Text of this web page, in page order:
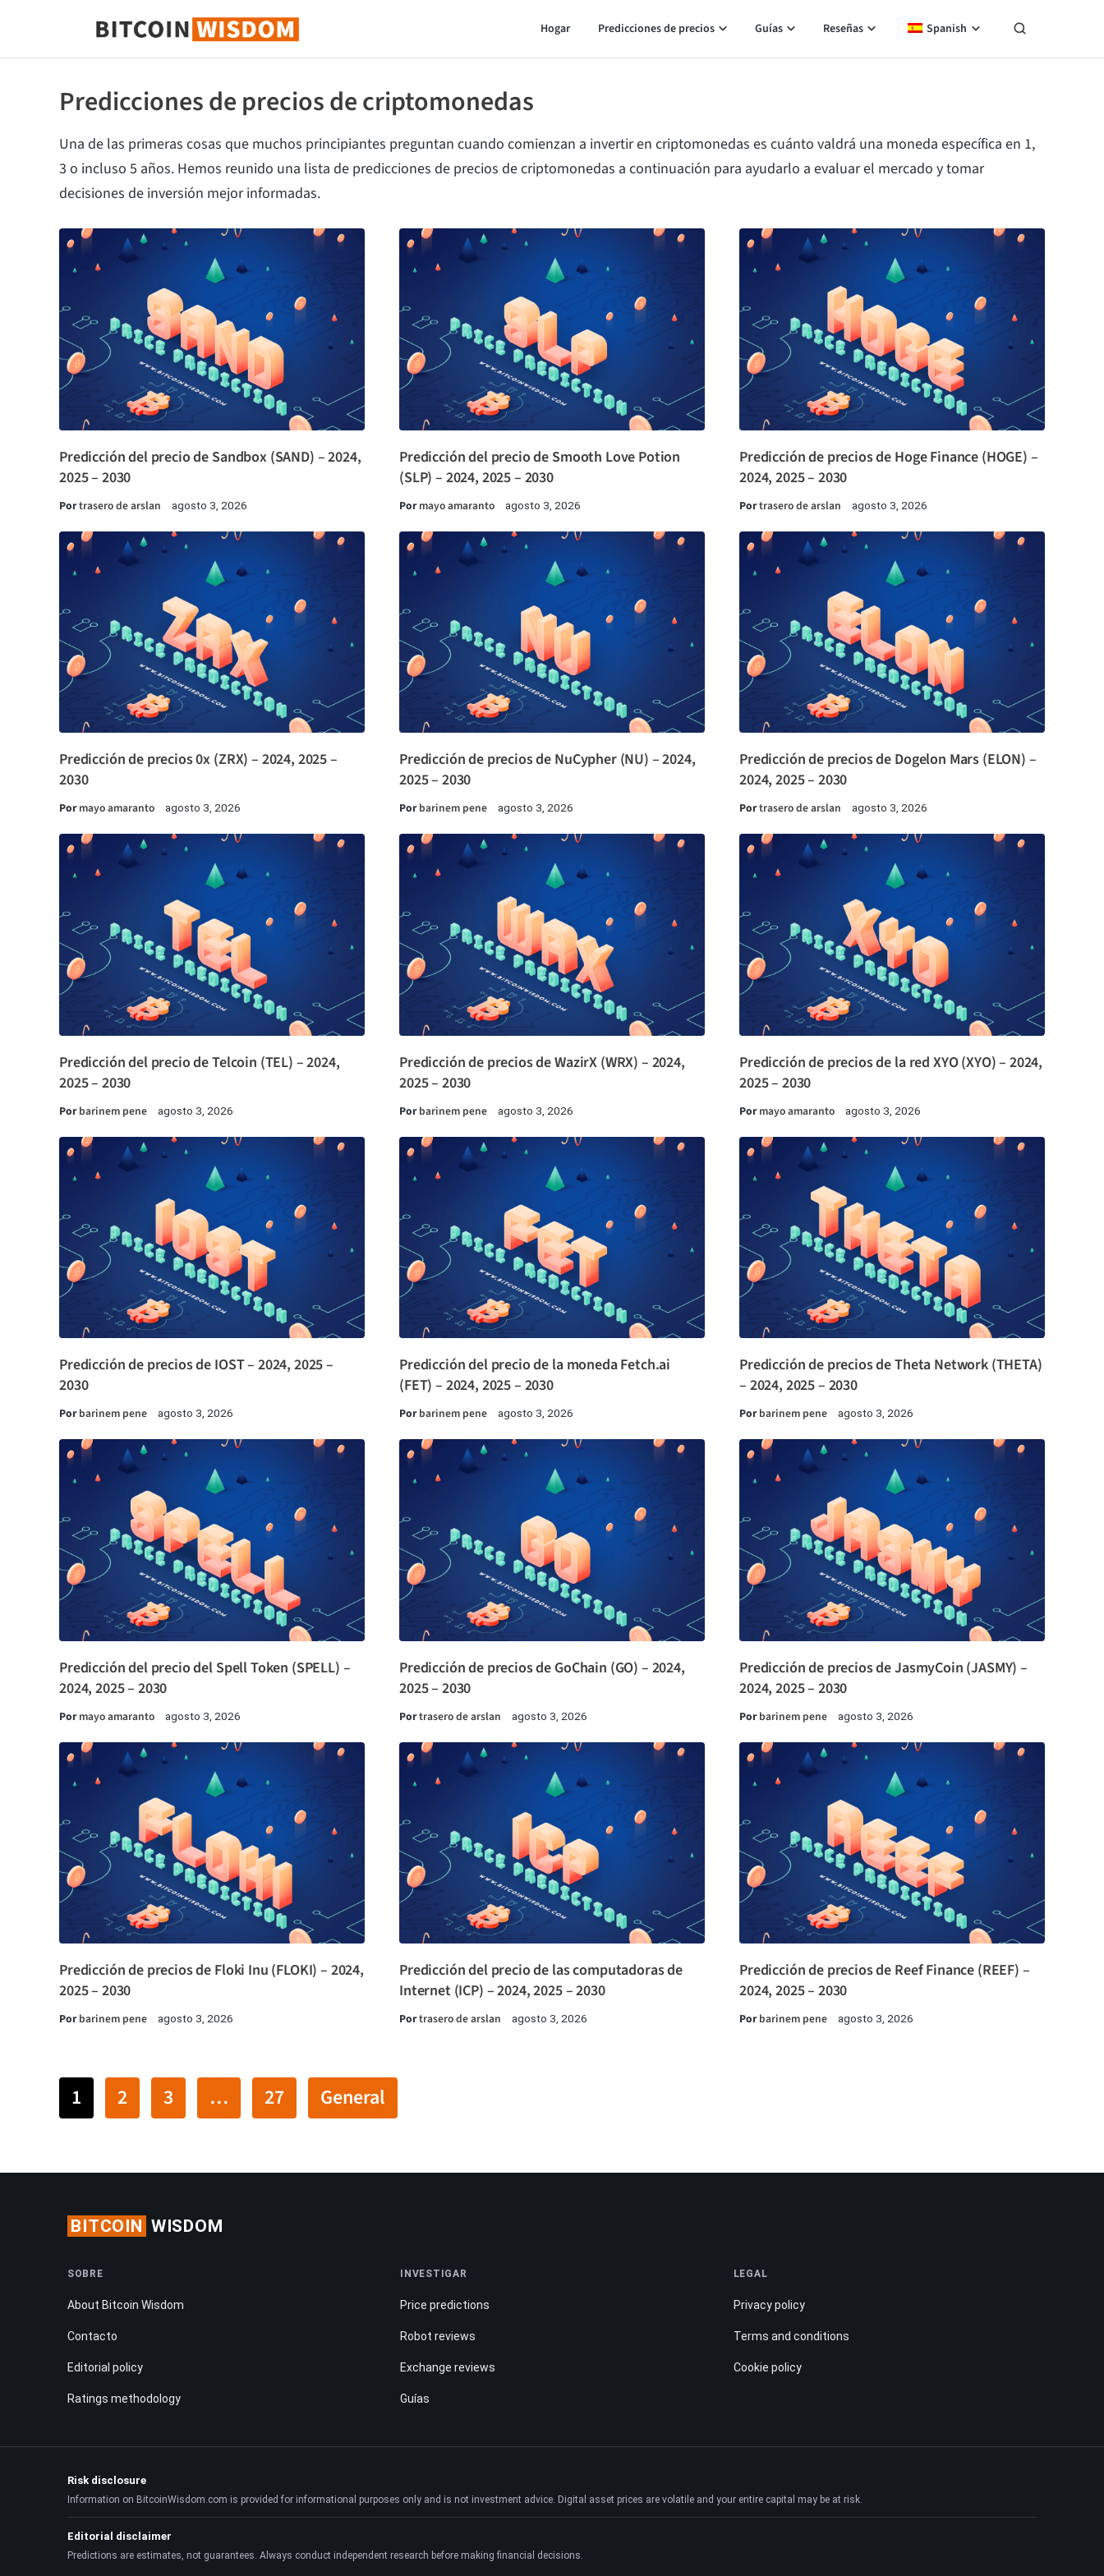
Sabiduría de Bitcoin
Hogar Predicciones de precios Guías Reseñas Spanish
Predicciones de precios de criptomonedas
Una de las primeras cosas que muchos principiantes preguntan cuando comienzan a invertir en criptomonedas es cuánto valdrá una moneda específica en 1,
3 o incluso 5 años. Hemos reunido una lista de predicciones de precios de criptomonedas a continuación para ayudarlo a evaluar el mercado y tomar
decisiones de inversión mejor informadas.
Predicción del precio de Sandbox (SAND) – 2024,
2025 – 2030
Portrasero de arslan agosto 3, 2026
Predicción del precio de Smooth Love Potion
(SLP) – 2024, 2025 – 2030
Pormayo amaranto agosto 3, 2026
Predicción de precios de Hoge Finance (HOGE) –
2024, 2025 – 2030
Portrasero de arslan agosto 3, 2026
Predicción de precios 0x (ZRX) – 2024, 2025 –
2030
Pormayo amaranto agosto 3, 2026
Predicción de precios de NuCypher (NU) – 2024,
2025 – 2030
Porbarinem pene agosto 3, 2026
Predicción de precios de Dogelon Mars (ELON) –
2024, 2025 – 2030
Portrasero de arslan agosto 3, 2026
Predicción del precio de Telcoin (TEL) – 2024,
2025 – 2030
Porbarinem pene agosto 3, 2026
Predicción de precios de WazirX (WRX) – 2024,
2025 – 2030
Porbarinem pene agosto 3, 2026
Predicción de precios de la red XYO (XYO) – 2024,
2025 – 2030
Pormayo amaranto agosto 3, 2026
Predicción de precios de IOST – 2024, 2025 –
2030
Porbarinem pene agosto 3, 2026
Predicción del precio de la moneda Fetch.ai
(FET) – 2024, 2025 – 2030
Porbarinem pene agosto 3, 2026
Predicción de precios de Theta Network (THETA)
– 2024, 2025 – 2030
Porbarinem pene agosto 3, 2026
Predicción del precio del Spell Token (SPELL) –
2024, 2025 – 2030
Pormayo amaranto agosto 3, 2026
Predicción de precios de GoChain (GO) – 2024,
2025 – 2030
Portrasero de arslan agosto 3, 2026
Predicción de precios de JasmyCoin (JASMY) –
2024, 2025 – 2030
Porbarinem pene agosto 3, 2026
Predicción de precios de Floki Inu (FLOKI) – 2024,
2025 – 2030
Porbarinem pene agosto 3, 2026
Predicción del precio de las computadoras de
Internet (ICP) – 2024, 2025 – 2030
Portrasero de arslan agosto 3, 2026
Predicción de precios de Reef Finance (REEF) –
2024, 2025 – 2030
Porbarinem pene agosto 3, 2026
1 2 3 … 27 General
BITCOIN WISDOM
SOBRE
About Bitcoin Wisdom
Contacto
Editorial policy
Ratings methodology
INVESTIGAR
Price predictions
Robot reviews
Exchange reviews
Guías
LEGAL
Privacy policy
Terms and conditions
Cookie policy
Risk disclosure
Information on BitcoinWisdom.com is provided for informational purposes only and is not investment advice. Digital asset prices are volatile and your entire capital may be at risk.
Editorial disclaimer
Predictions are estimates, not guarantees. Always conduct independent research before making financial decisions.